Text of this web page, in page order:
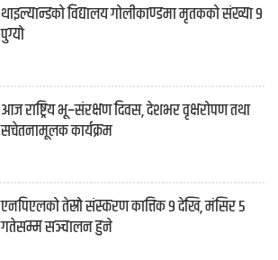
थाइल्यान्डको विद्यालय गोलीकाण्डमा मृतकको संख्या ९
पुग्यो
आज राष्ट्रिय भू–संरक्षण दिवस, देशभर वृक्षरोपण तथा
सचेतनामूलक कार्यक्रम
एनपिएलको तेस्रो संस्करण कात्तिक ९ देखि, मंसिर ५
गतेसम्म सञ्चालन हुने